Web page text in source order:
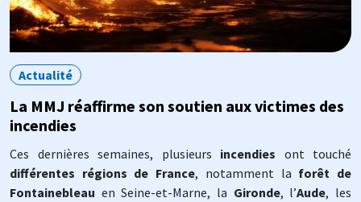
Actualité
La MMJ réaffirme son soutien aux victimes des
incendies
Ces dernières semaines, plusieurs incendies ont touché
différentes régions de France, notamment la forêt de
Fontainebleau en Seine-et-Marne, la Gironde, l’Aude, les